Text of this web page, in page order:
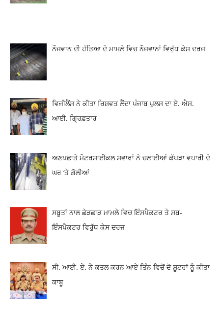
ਨੌਜਵਾਨ ਦੀ ਹੱਤਿਆ ਦੇ ਮਾਮਲੇ ਵਿਚ ਨੌਜਵਾਨਾਂ ਵਿਰੁੱਧ ਕੇਸ ਦਰਜ
ਵਿਜੀਲੈਂਸ ਨੇ ਕੀਤਾ ਰਿਸ਼ਵਤ ਲੈਂਦਾ ਪੰਜਾਬ ਪੁਲਸ ਦਾ ਏ. ਐਸ.
ਆਈ. ਗ੍ਰਿਫ਼ਤਾਰ
ਅਣਪਛਾਤੇ ਮੋਟਰਸਾਈਕਲ ਸਵਾਰਾਂ ਨੇ ਚਲਾਈਆਂ ਕੱਪੜਾ ਵਪਾਰੀ ਦੇ
ਘਰ ‘ਤੇ ਗੋਲੀਆਂ
ਸਬੂਤਾਂ ਨਾਲ ਛੇੜਛਾੜ ਮਾਮਲੇ ਵਿਚ ਇੰਸਪੈਕਟਰ ਤੇ ਸਬ-
ਇੰਸਪੈਕਟਰ ਵਿਰੁੱਧ ਕੇਸ ਦਰਜ
ਸੀ. ਆਈ. ਏ. ਨੇ ਕਤਲ ਕਰਨ ਆਏ ਤਿੰਨ ਵਿਚੋਂ ਦੋ ਸ਼ੂਟਰਾਂ ਨੂੰ ਕੀਤਾ
ਕਾਬੂ